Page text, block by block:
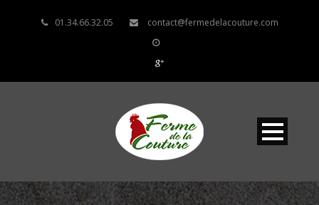
01.34.66.32.05 contact@fermedelacouture.com